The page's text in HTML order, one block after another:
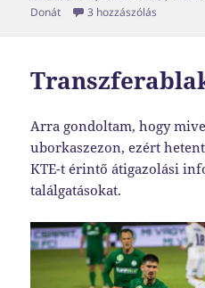
Donát
3 hozzászólás
Arra gondoltam, hogy
uborkaszezon, ezért
KTE-t érintő átigazolási
találgatásokat.